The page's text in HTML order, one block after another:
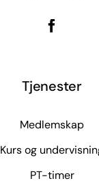
Tjenester
Medlemskap
Kurs og
PT-timer